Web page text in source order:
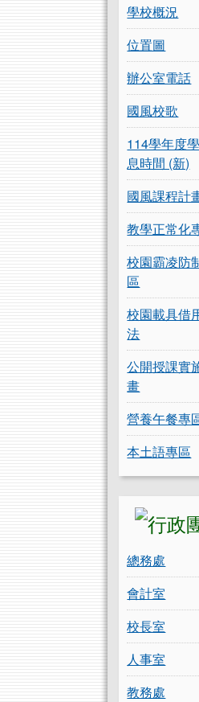
學校概況
位置圖
辦公室電話
國風校歌
114學年度
息時間 (新)
國風課程計
教學正常化
校園霸凌防
區
校園載具借
法
公開授課實
畫
營養午餐專
本土語專區
總務處
會計室
校長室
人事室
教務處